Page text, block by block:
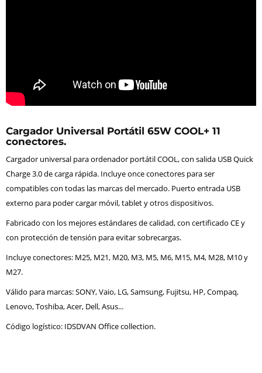
Cargador Universal Portátil 65W COOL+ 11
conectores.
Cargador universal para ordenador portátil COOL, con salida USB Quick
Charge 3.0 de carga rápida. Incluye once conectores para ser
compatibles con todas las marcas del mercado. Puerto entrada USB
externo para poder cargar móvil, tablet y otros dispositivos.
Fabricado con los mejores estándares de calidad, con certificado CE y
con protección de tensión para evitar sobrecargas.
Incluye conectores: M25, M21, M20, M3, M5, M6, M15, M4, M28, M10 y
M27.
Válido para marcas: SONY, Vaio, LG, Samsung, Fujitsu, HP, Compaq,
Lenovo, Toshiba, Acer, Dell, Asus...
Código logístico: IDSDVAN Office collection.